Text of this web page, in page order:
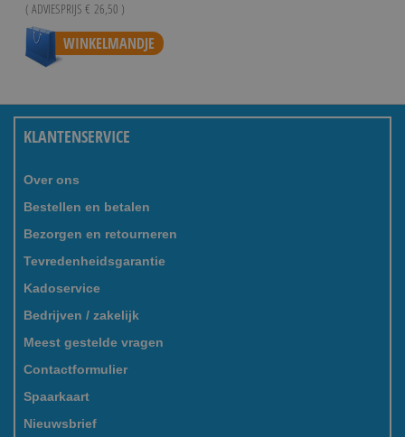
( ADVIESPRIJS € 26,50 )
WINKELMANDJE
KLANTENSERVICE
Over ons
Bestellen en betalen
Bezorgen en retourneren
Tevredenheidsgarantie
Kadoservice
Bedrijven / zakelijk
Meest gestelde vragen
Contactformulier
Spaarkaart
Nieuwsbrief